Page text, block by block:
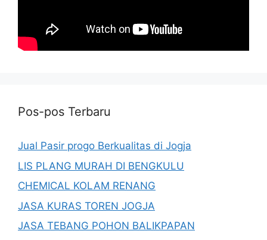
Pos-pos Terbaru
Jual Pasir progo Berkualitas di Jogja
LIS PLANG MURAH DI BENGKULU
CHEMICAL KOLAM RENANG
JASA KURAS TOREN JOGJA
JASA TEBANG POHON BALIKPAPAN